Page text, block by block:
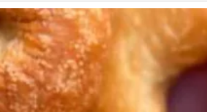
GDE JE DUGO